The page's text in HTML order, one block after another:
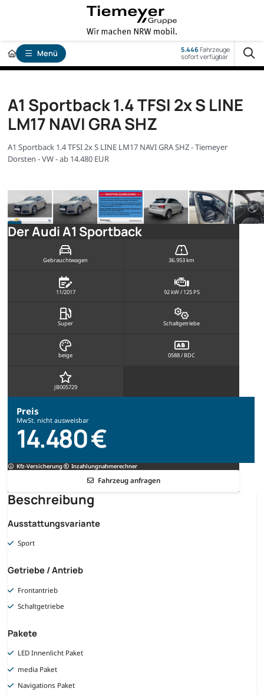
Menü 5.446Fahrzeuge
sofort verfügbar
A1 Sportback 1.4 TFSI 2x S LINE
LM17 NAVI GRA SHZ
A1 Sportback 1.4 TFSI 2x S LINE LM17 NAVI GRA SHZ - Tiemeyer
Dorsten - VW - ab 14.480 EUR
Der Audi A1 Sportback
Gebrauchtwagen 36.953 km
11/2017 92 kW / 125 PS
Super Schaltgetriebe
beige 0588 / BDC
JB005729
Preis
MwSt. nicht ausweisbar
14.480 €
Kfz-Versicherung Inzahlungnahmerechner
Fahrzeug anfragen
Beschreibung
Ausstattungsvariante
Sport
Getriebe / Antrieb
Frontantrieb
Schaltgetriebe
Pakete
LED Innenlicht Paket
media Paket
Navigations Paket